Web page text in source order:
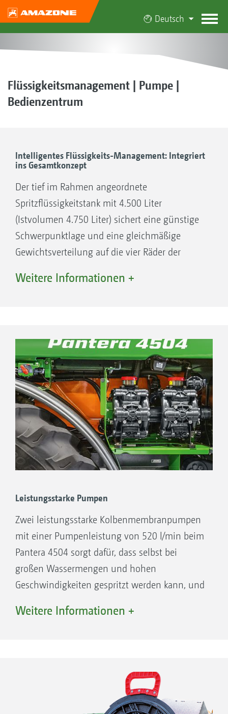
Deutsch
Flüssigkeitsmanagement | Pumpe |
Bedienzentrum
Intelligentes Flüssigkeits-Management: Integriert
ins Gesamtkonzept
Der tief im Rahmen angeordnete
Spritzflüssigkeitstank mit 4.500 Liter
(Istvolumen 4.750 Liter) sichert eine günstige
Schwerpunktlage und eine gleichmäßige
Gewichtsverteilung auf die vier Räder der
hochwertigem, glasfaserverstärktem Kunststoff
elektronische Füllstandsanzeige und vier
rotierende Hochdruckdüsen für die
Innenreinigung gehören zur
Serienausstattung. Der 500 Liter große
Spülwassertank mit Füllstandsanzeige
befindet sich im Heck der Pantera.
Hochdruckdüsen
Weitere Informationen +
Leistungsstarke Pumpen
Zwei leistungsstarke Kolbenmembranpumpen
mit einer Pumpenleistung von 520 l/min beim
Pantera 4504 sorgt dafür, dass selbst bei
großen Wassermengen und hohen
Geschwindigkeiten gespritzt werden kann, und
zur Verfügung steht.Die Pumpendrehzahl ist
Weitere Informationen +